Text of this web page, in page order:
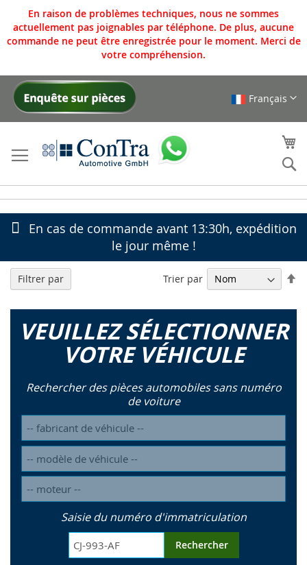
En raison de problèmes techniques, nous ne sommes
actuellement pas joignables par téléphone. De plus, aucune
commande ne peut être enregistrée pour le moment. Merci de
votre compréhension.
Allez
Français
En cas de commande avant 13:30h, expédition
le jour même !
VEUILLEZ SÉLECTIONNER
VOTRE VÉHICULE
Rechercher des pièces automobiles sans numéro
de voiture
Saisie du numéro d'immatriculation
Rechercher
Trier par
Filtrer par